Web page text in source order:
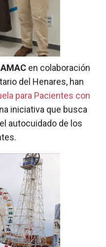
AMACen colaboración
del Henares, han
para Pacientes con
iniciativa que busca
autocuidado de los